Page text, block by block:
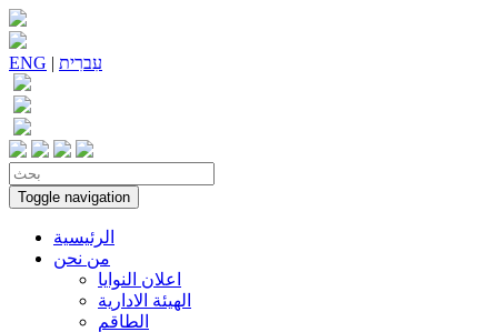
ENG | עִברִית
Toggle navigation
الرئيسية
من نحن
اعلان النوايا
الهيئة الادارية
الطاقم